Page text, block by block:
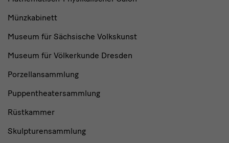
Münzkabinett
Museum für Sächsische Volkskunst
Museum für Völkerkunde Dresden
Porzellansammlung
Puppentheatersammlung
Rüstkammer
Skulpturensammlung